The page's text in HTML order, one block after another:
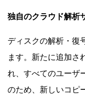
独自のクラウド解析
ディスクの解析・復
ます。新たに追加さ
れ、すべてのユーザ
のため、新しいコピ